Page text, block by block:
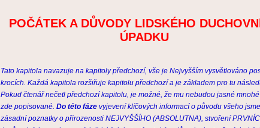
POČÁTEK A DŮVODY LIDSKÉHO
ÚPADKU
Tato kapitola navazuje na kapitoly předchozí, vše je Nejvyšším vysvětlováno
krocích. Každá kapitola rozšiřuje kapitolu předchozí a je základem pro tu
Pokud čtenář nečetl předchozí kapitolu, je možné, že mu nebudou jasné
zde popisované. Do této fáze vyjevení klíčových informací o původu všeho
zásadní poznatky o přirozenosti NEJVYŠŠÍHO (ABSOLUTNA), stvoření